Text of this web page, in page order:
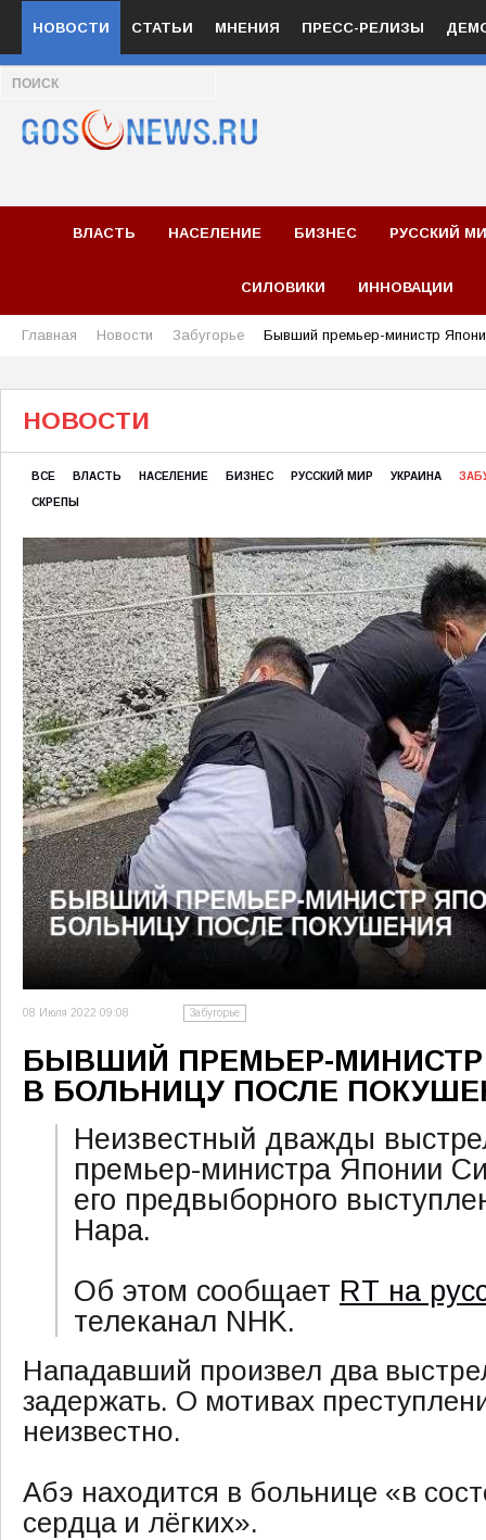
НОВОСТИ СТАТЬИ МНЕНИЯ ПРЕСС-РЕЛИЗЫ
ВЛАСТЬ НАСЕЛЕНИЕ БИЗНЕС РУССКИЙ
СИЛОВИКИ ИННОВАЦИИ
Главная Новости Забугорье Бывший премьер-министр
НОВОСТИ
ВСЕ ВЛАСТЬ НАСЕЛЕНИЕ БИЗНЕС РУССКИЙ МИР УКРАИНА
СКРЕПЫ
08 Июля 2022 09:08 Забугорье
БЫВШИЙ ПРЕМЬЕР-
В БОЛЬНИЦУ ПОСЛЕ
Неизвестный дважды
премьер-министра Японии
его предвыборного
Нара.
Об этом сообщает RT на
телеканал NHK.
Нападавший произвел два
задержать. О мотивах
неизвестно.
Абэ находится в больнице «в
сердца и лёгких».